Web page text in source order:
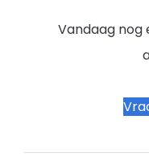
Vandaag nog